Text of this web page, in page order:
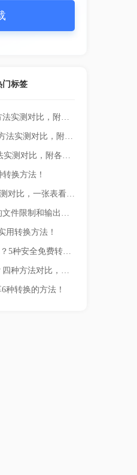
门标签
图片如何转换pdf文件？四种方法实测对比，附各场景最优选！
png照片如何转jpg文件？五种方法实测对比，附各场景最优选!！
PDF转JPG怎么操作？四种方法实测对比，附各场景最优选！
换方法！
图片压缩怎么弄？五类方案实测对比，一张表看懂怎么选！
PDF转图片免费用：5种工具的文件限制和输出质量对比！
用转换方法！
png是什么格式 怎么转jpg格式？5种安全免费转换方法全解析！
怎么把pdf文件大小变小一点？四种方法对比，一看就懂！
种转换的方法！